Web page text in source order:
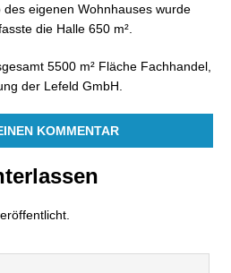
eigenen Wohnhauses wurde
die Halle 650 m².
5500 m² Fläche Fachhandel,
der Lefeld GmbH.
KOMMENTAR